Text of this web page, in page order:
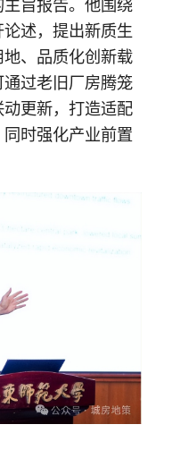
主旨报告。他围绕
述，提出新质生
、品质化创新载
过老旧厂房腾笼
更新，打造适配
时强化产业前置